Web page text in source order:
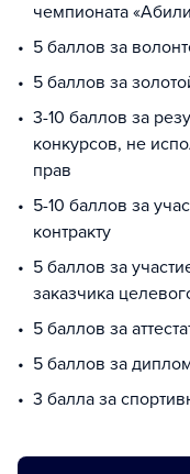
чемпионата
5 баллов за
5 баллов за
3-10 баллов за
конкурсов, не
прав
5-10 баллов за
контракту
5 баллов за
заказчика
5 баллов за
5 баллов за
3 балла за